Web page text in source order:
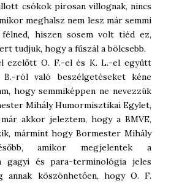
csókok pirosan villognak, nincs
meghalsz nem lesz már semmi
hiszen sosem volt tiéd ez,
tudjuk, hogy a fűszál a bölcsebb.
ezelőtt O. F.-el és K. L.-el együtt
ról való beszélgetéseket kéne
hogy semmiképpen ne nevezzük
Mihály Humormisztikai Egylet,
akkor jeleztem, hogy a BMVE,
mármint hogy Bormester Mihály
amikor megjelentek a
gagyi és para-terminológia jeles
annak köszönhetően, hogy O. F.